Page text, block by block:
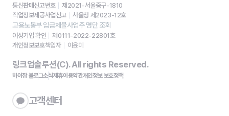
통신판매신고번호
제2021-서울중구-1810
직업정보제공사업신고
서울청 제2023-12호
고용노동부 임금체불사업주 명단 조회
여성기업 확인
제0111-2022-22801호
개인정보보호책임자
이윤미
링크업솔루션(C). All rights Reserved.
하이잡 블로그소식제휴이용약관개인정보 보호정책
고객센터